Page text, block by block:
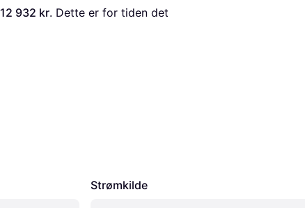
12 932 kr. Dette er for tiden det
Strømkilde